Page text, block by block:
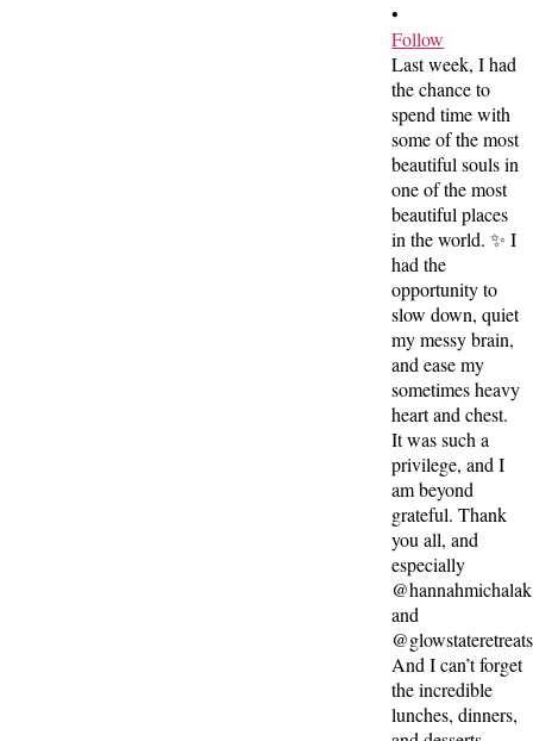
•
Follow
Last week, I had
the chance to
spend time with
some of the most
beautiful souls in
one of the most
beautiful places
in the world. ✨ I
had the
opportunity to
slow down, quiet
my messy brain,
and ease my
sometimes heavy
heart and chest.
It was such a
privilege, and I
am beyond
grateful. Thank
you all, and
especially
@hannahmichalak
and
@glowstateretreats
And I can’t forget
the incredible
lunches, dinners,